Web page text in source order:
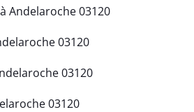
Andelaroche 03120
03120
03120
03120